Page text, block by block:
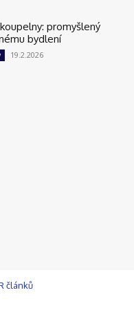
promyšlený
bydlení
19.2.2026
článků